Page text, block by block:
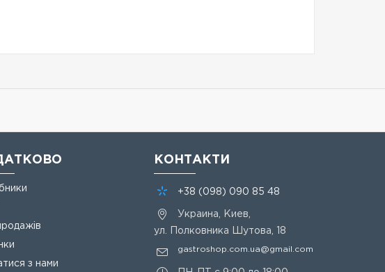
з нами
КОНТАКТИ
+38 (098) 090 85 48
Украина, Киев,
ул. Полковника Шутова, 18
gastroshop.com.ua@gmail.com